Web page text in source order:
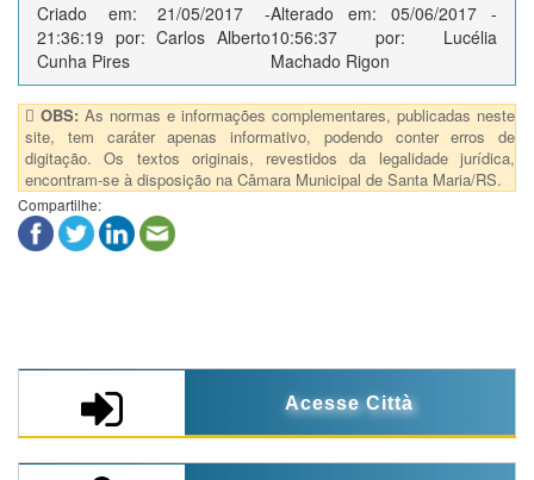
Criado em: 21/05/2017 -
21:36:19 por: Carlos Alberto
Cunha Pires
Alterado em: 05/06/2017 -
10:56:37 por: Lucélia
Machado Rigon
OBS: As normas e informações complementares, publicadas neste
site, tem caráter apenas informativo, podendo conter erros de
digitação. Os textos originais, revestidos da legalidade jurídica,
encontram-se à disposição na Câmara Municipal de Santa Maria/RS.
Compartilhe:
Acesse Città